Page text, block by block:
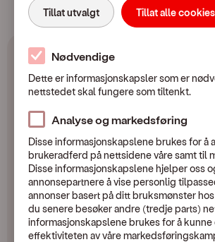
Verv en venn og
begge får dekket
2 månedsavgifter!
Logg inn på Mine sider eller i appen
vervelinken din.
Gå til Mine sider.
Vervekampanje
Tillat utvalgt Tillat alle cookies
Nødvendige
Dette er informasjonskapsler som er
nettstedet skal fungere som tiltenkt.
Analyse og markedsføring
Disse informasjonskapslene brukes for å
brukeradferd på nettsidene våre samt til
Disse informasjonskapslene hjelper oss
annonsepartnere å vise personlig
annonser basert på ditt bruksmønster hos
du senere besøker andre (tredje parts)
informasjonskapslene brukes for å kunne
effektiviteten av våre